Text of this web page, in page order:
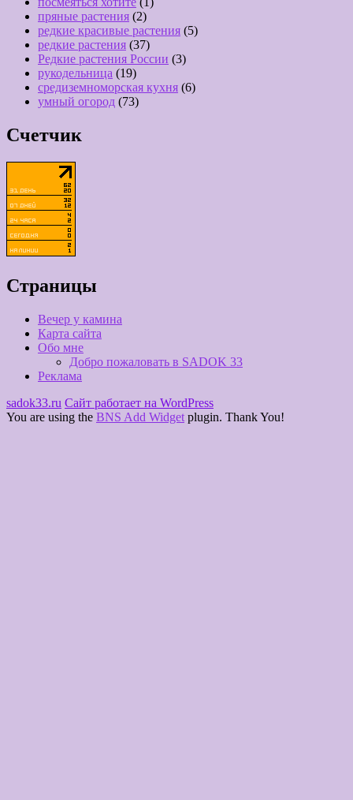
пряные растения (2)
редкие красивые растения (5)
редкие растения (37)
Редкие растения России (3)
рукодельница (19)
средиземноморская кухня (6)
умный огород (73)
Счетчик
Страницы
Вечер у камина
Карта сайта
Обо мне
Добро пожаловать в SADOK 33
Реклама
sadok33.ru Сайт работает на WordPress
You are using the BNS Add Widget plugin. Thank You!